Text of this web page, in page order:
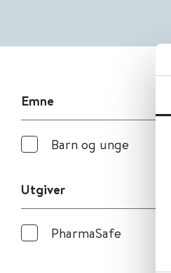
Emne
Barn og unge
Utgiver
PharmaSafe